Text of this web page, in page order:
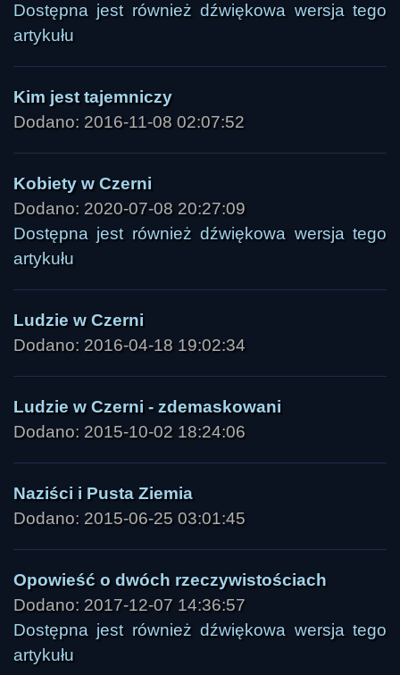
Dostępna jest również dźwiękowa wersja tego
artykułu
Kim jest tajemniczy
Dodano: 2016-11-08 02:07:52
Kobiety w Czerni
Dodano: 2020-07-08 20:27:09
Dostępna jest również dźwiękowa wersja tego
artykułu
Ludzie w Czerni
Dodano: 2016-04-18 19:02:34
Ludzie w Czerni - zdemaskowani
Dodano: 2015-10-02 18:24:06
Naziści i Pusta Ziemia
Dodano: 2015-06-25 03:01:45
Opowieść o dwóch rzeczywistościach
Dodano: 2017-12-07 14:36:57
Dostępna jest również dźwiękowa wersja tego
artykułu